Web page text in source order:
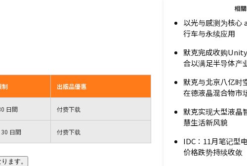
制 出版品優惠
日間 付费下载
日間 付费下载
ます。
相
以光与感测为核心
行车与永续应用
默克完成收购
合以满足半导体产
默克与北京八亿时
在德液晶混合物市
默克实现大型液晶
慧生活新风貌
IDC：11月笔记型
价格跌势持续收敛